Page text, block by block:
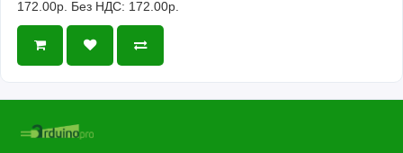
172.00р. Без НДС: 172.00р.